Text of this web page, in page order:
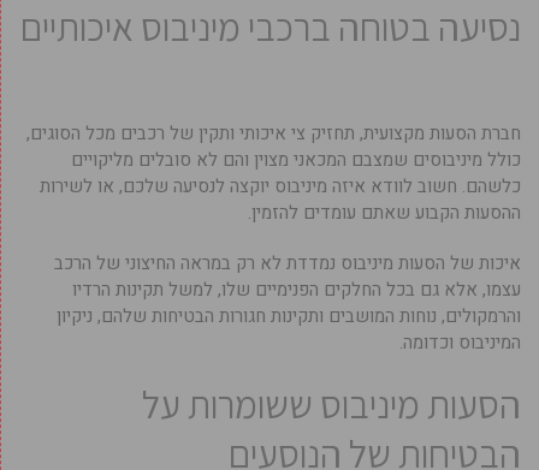
נסיעה בטוחה ברכבי מיניבוס איכותיים
חברת הסעות מקצועית, תחזיק צי איכותי ותקין של רכבים מכל הסוגים,
כולל מיניבוסים שמצבם המכאני מצוין והם לא סובלים מליקויים
כלשהם. חשוב לוודא איזה מיניבוס יוקצה לנסיעה שלכם, או לשירות
ההסעות הקבוע שאתם עומדים להזמין.
איכות של הסעות מיניבוס נמדדת לא רק במראה החיצוני של הרכב
עצמו, אלא גם בכל החלקים הפנימיים שלו, למשל תקינות הרדיו
והרמקולים, נוחות המושבים ותקינות חגורות הבטיחות שלהם, ניקיון
המיניבוס וכדומה.
הסעות מיניבוס ששומרות על
הבטיחות של הנוסעים